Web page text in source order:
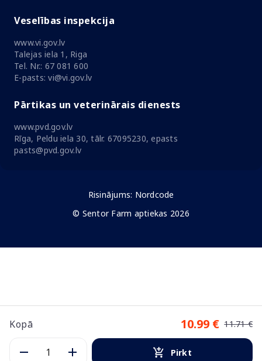
Kopā 10.99 € 11.71 €
Pirkt
Veselības inspekcija
www.vi.gov.lv
Talejas iela 1, Riga
Tel. Nr.: 67 081 600
E-pasts: vi@vi.gov.lv
Pārtikas un veterinārais dienests
www.pvd.gov.lv
Rīga, Peldu iela 30, tālr. 67095230, epasts
pasts@pvd.gov.lv
Risinājums: Nordcode
© Sentor Farm aptiekas 2026